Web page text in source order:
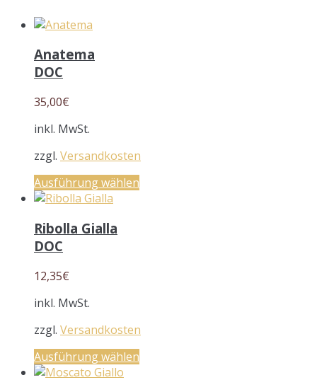
Anatema
DOC
35,00€
inkl. MwSt.
zzgl. Versandkosten
Ausführung wählen
Ribolla Gialla
DOC
12,35€
inkl. MwSt.
zzgl. Versandkosten
Ausführung wählen